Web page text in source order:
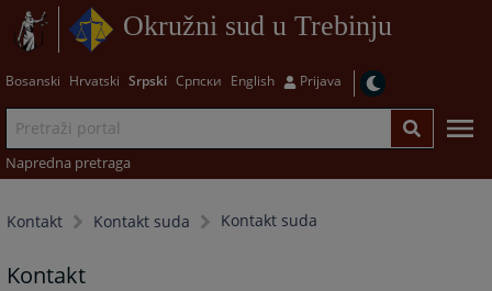
Okružni sud u Trebinju
Bosanski Hrvatski Srpski Српски English Prijava
Napredna pretraga
Kontakt Kontakt suda Kontakt suda
Kontakt